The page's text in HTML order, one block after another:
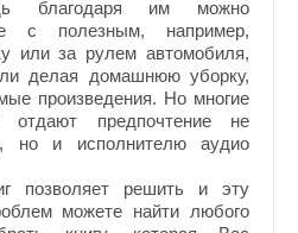
благодаря им можно
с полезным, например,
или за рулем автомобиля,
делая домашнюю уборку,
произведения. Но многие
отдают предпочтение не
но и исполнителю аудио
позволяет решить и эту
можете найти любого